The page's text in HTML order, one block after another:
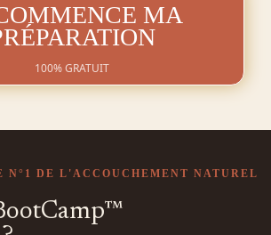
MA
100% GRATUIT
N°1 DE L'ACCOUCHEMENT NATUREL